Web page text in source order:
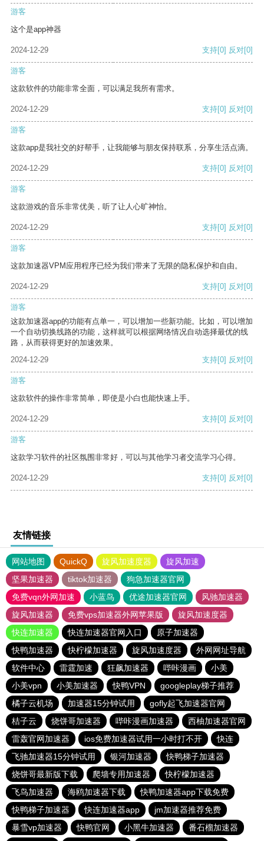
游客
这个是app神器
2024-12-29 支持[0] 反对[0]
游客
这款软件的功能非常全面，可以满足我所有需求。
2024-12-29 支持[0] 反对[0]
游客
这款app是我社交的好帮手，让我能够与朋友保持联系，分享生活点滴。
2024-12-29 支持[0] 反对[0]
游客
这款游戏的音乐非常优美，听了让人心旷神怡。
2024-12-29 支持[0] 反对[0]
游客
这款加速器VPM应用程序已经为我们带来了无限的隐私保护和自由。
2024-12-29 支持[0] 反对[0]
游客
这款加速器app的功能有点单一，可以增加一些新功能。比如，可以增加
一个自动切换线路的功能，这样就可以根据网络情况自动选择最优的线
路，从而获得更好的加速效果。
2024-12-29
支持[0] 反对[0]
游客
这款软件的操作非常简单，即使是小白也能快速上手。
2024-12-29 支持[0] 反对[0]
游客
这款学习软件的社区氛围非常好，可以与其他学习者交流学习心得。
2024-12-29 支持[0] 反对[0]
友情链接
网站地图 QuickQ 旋风加速度器
旋风加速
坚果加速器
tiktok加速器
狗急加速器官网
免费vqn外网加速
小蓝鸟 优途加速器官网
风驰加速器
旋风加速器
免费vps加速器外网苹果版
旋风加速度器
快连加速器
快连加速器官网入口
原子加速器
快鸭加速器
快柠檬加速器 旋风加速度器
外网网址导航
软件中心
雷霆加速 狂飙加速器 哔咔漫画
小美
小美vpn
小美加速器 快鸭VPN
googleplay梯子推荐
橘子云机场
加速器15分钟试用
gofly起飞加速器官网
桔子云
烧饼哥加速器 哔咔漫画加速器
西柚加速器官网
雷轰官网加速器
ios免费加速器试用一小时打不开
快连
飞驰加速器15分钟试用
银河加速器
快鸭梯子加速器
烧饼哥最新版下载
爬墙专用加速器
快柠檬加速器
飞鸟加速器
海鸥加速器下载
快鸭加速器app下载免费
快鸭梯子加速器
快连加速器app
jm加速器推荐免费
暴雪vp加速器
快鸭官网 小黑牛加速器
番石榴加速器